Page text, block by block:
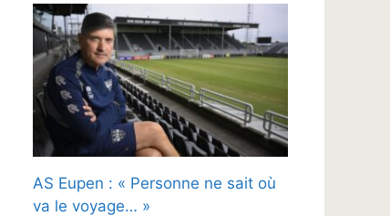
AS Eupen : « Personne ne sait où
va le voyage… »